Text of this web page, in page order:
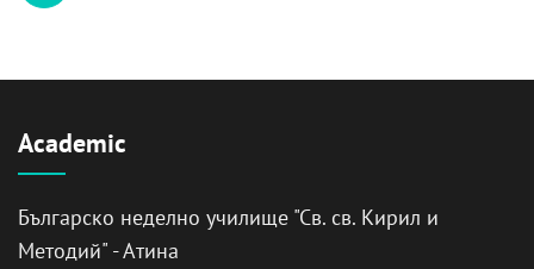
Academic
Българско неделно училище "Св. св. Кирил и
Методий" - Атина